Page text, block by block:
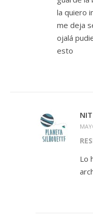
la quiero
me deja
ojalá
esto
NIT
Lo